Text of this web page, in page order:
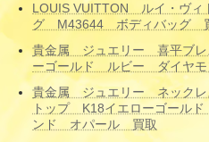
LOUIS VUITTON ルイ・ヴ
グ M43644 ボディバッグ
貴金属 ジュエリー 喜平ブ
ーゴールド ルビー ダイヤ
貴金属 ジュエリー ネック
トップ K18イエローゴール
ンド オパール 買取